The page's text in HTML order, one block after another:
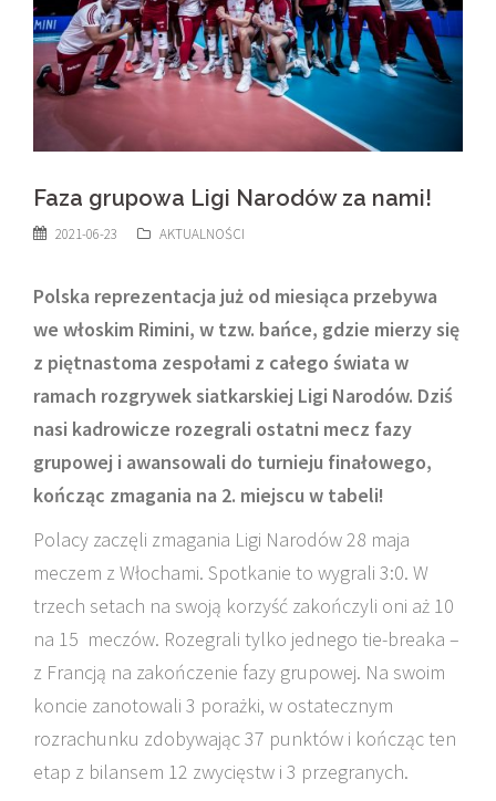
Faza grupowa Ligi Narodów za nami!
2021-06-23 AKTUALNOŚCI
Polska reprezentacja już od miesiąca przebywa
we włoskim Rimini, w tzw. bańce, gdzie mierzy się
z piętnastoma zespołami z całego świata w
ramach rozgrywek siatkarskiej Ligi Narodów. Dziś
nasi kadrowicze rozegrali ostatni mecz fazy
grupowej i awansowali do turnieju finałowego,
kończąc zmagania na 2. miejscu w tabeli!
Polacy zaczęli zmagania Ligi Narodów 28 maja
meczem z Włochami. Spotkanie to wygrali 3:0. W
trzech setach na swoją korzyść zakończyli oni aż 10
na 15 meczów. Rozegrali tylko jednego tie-breaka –
z Francją na zakończenie fazy grupowej. Na swoim
koncie zanotowali 3 porażki, w ostatecznym
rozrachunku zdobywając 37 punktów i kończąc ten
etap z bilansem 12 zwycięstw i 3 przegranych.